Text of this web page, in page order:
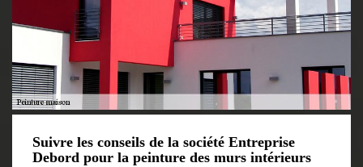
Suivre les conseils de la société Entreprise
Debord pour la peinture des murs intérieurs